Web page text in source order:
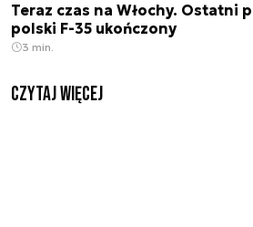
Teraz czas na Włochy. Ostatni
polski F-35 ukończony
3 min.
czytaj więcej